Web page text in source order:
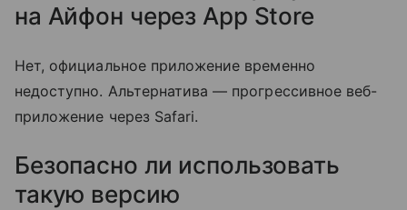
на Айфон через App Store
Нет, официальное приложение временно
недоступно. Альтернатива — прогрессивное веб-
приложение через Safari.
Безопасно ли использовать
такую версию